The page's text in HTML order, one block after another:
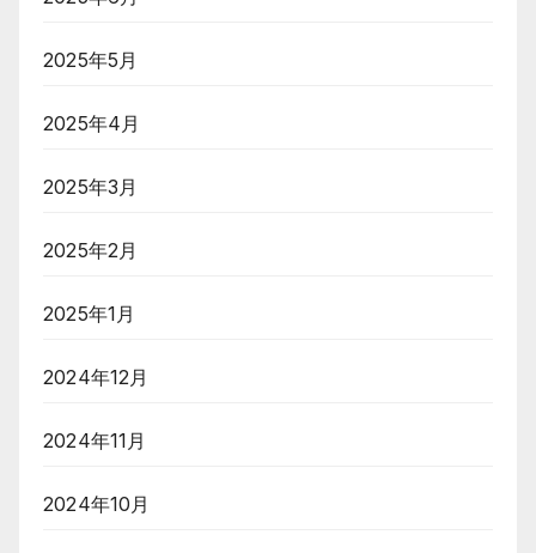
2025年5月
2025年4月
2025年3月
2025年2月
2025年1月
2024年12月
2024年11月
2024年10月